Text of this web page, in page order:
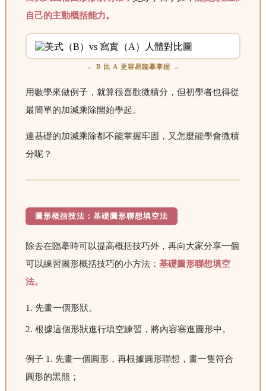
自己的主動概括能力。
← B 比 A 更容易臨摹掌握 →
用數學來做例子，就算很喜歡微積分，但初學者也得從
最簡單的加減乘除開始學起。
連基礎的加減乘除都不能掌握牢固，又怎麼能學會微積
分呢？
圖形概括技法：基礎圖形聯想填空法
除去在臨摹時可以提高概括技巧外，再向大家分享一個
可以練習圖形概括技巧的小方法： 基礎圖形聯想填空
法。
1. 先畫一個形狀。
2. 根據這個形狀進行填空練習，將內容塞進圖形中。
例子 1. 先畫一個圓形，再根據圓形聯想，畫一隻符合
圓形的黑熊；